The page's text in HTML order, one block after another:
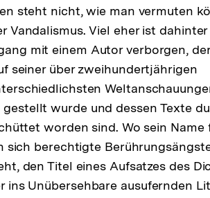
steht nicht, wie man vermuten
Viel eher ist
mit einem Autor verborgen,
seiner über zweihundertjährigen
wurde und dessen Texte
worden sind. Wo sein
berechtigte
den Titel eines Aufsatzes des
ins Unübersehbare ausufernden